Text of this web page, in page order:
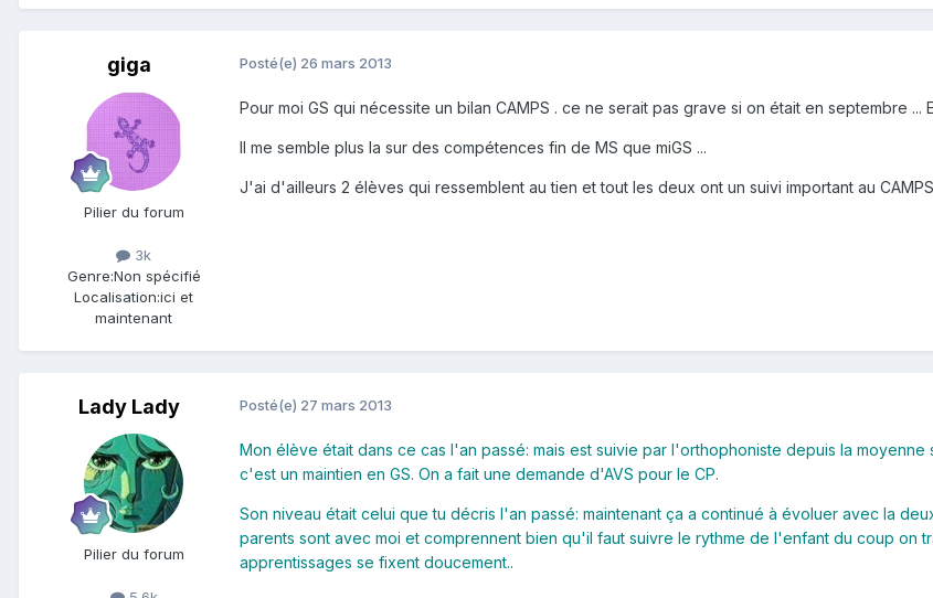
giga
Pilier du forum
3k
Genre:Non spécifié
Localisation:ici et
maintenant
Posté(e) 26 mars 2013
Pour moi GS qui nécessite un bilan CAMPS . ce ne serait pas grave si on était en septembre ...
Il me semble plus la sur des compétences fin de MS que miGS ...
J'ai d'ailleurs 2 élèves qui ressemblent au tien et tout les deux ont un suivi important au CAMPS
Lady Lady
Pilier du forum
Posté(e) 27 mars 2013
Mon élève était dans ce cas l'an passé: mais est suivie par l'orthophoniste depuis la
c'est un maintien en GS. On a fait une demande d'AVS pour le CP.
Son niveau était celui que tu décris l'an passé: maintenant ça a continué à évoluer avec la
parents sont avec moi et comprennent bien qu'il faut suivre le rythme de l'enfant du coup on
apprentissages se fixent doucement..